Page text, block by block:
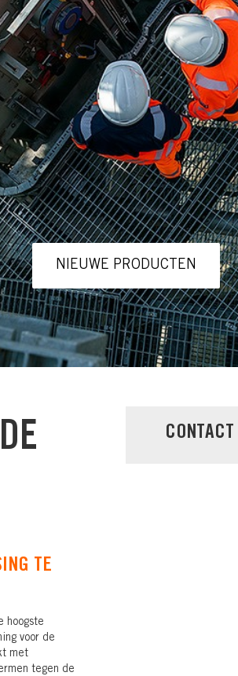
NIEUWE PRODUCTEN
TE
hoogste
voor de
met
tegen de